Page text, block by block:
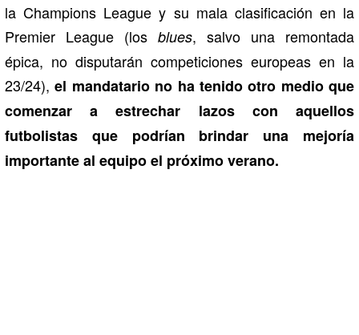
la Champions League y su mala clasificación en la
Premier League (los blues, salvo una remontada
épica, no disputarán competiciones europeas en la
23/24),el mandatario no ha tenido otro medio que
comenzar a estrechar lazos con aquellos
futbolistas que podrían brindar una mejoría
importante al equipo el próximo verano.